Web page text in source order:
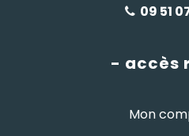
09 51
- accès
Mon